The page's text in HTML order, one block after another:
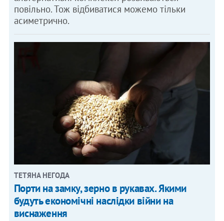
повільно. Тож відбиватися можемо тільки
асиметрично.
ТЕТЯНА НЕГОДА
Порти на замку, зерно в рукавах. Якими
будуть економічні наслідки війни на
виснаження